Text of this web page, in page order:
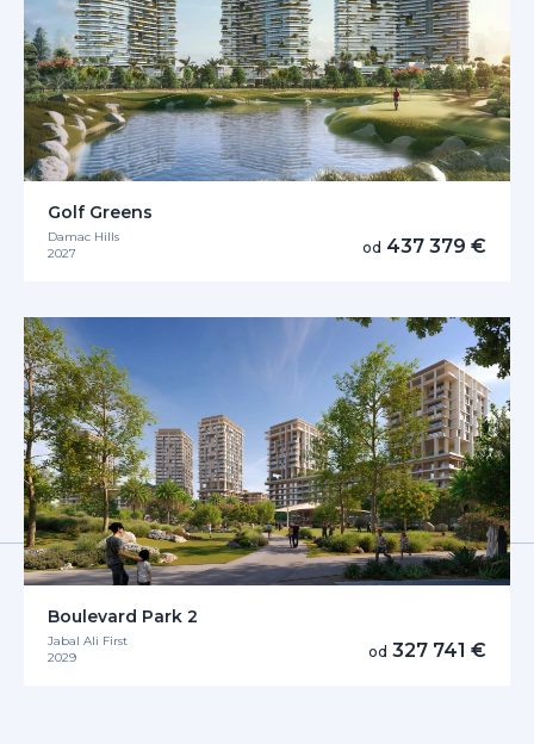
Golf Greens
Damac Hills
2027
od 437 379 €
Boulevard Park 2
Jabal Ali First
2029
od 327 741 €